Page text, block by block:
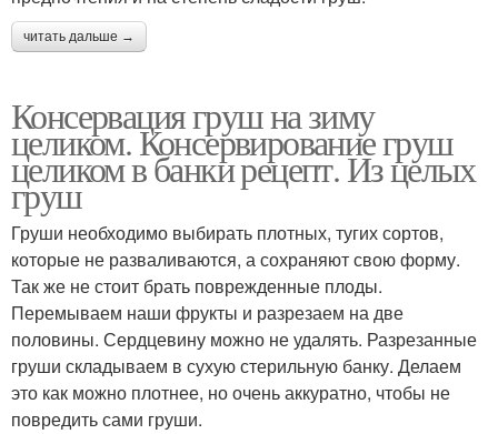
читать дальше →
Консервация груш на зиму
целиком. Консервирование груш
целиком в банки рецепт. Из целых
груш
Груши необходимо выбирать плотных, тугих сортов,
которые не разваливаются, а сохраняют свою форму.
Так же не стоит брать поврежденные плоды.
Перемываем наши фрукты и разрезаем на две
половины. Сердцевину можно не удалять. Разрезанные
груши складываем в сухую стерильную банку. Делаем
это как можно плотнее, но очень аккуратно, чтобы не
повредить сами груши.